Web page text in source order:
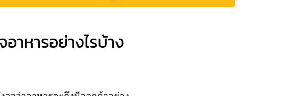
าหารอย่างไรบ้าง